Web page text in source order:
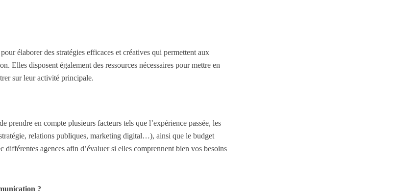
élaborer des stratégies efficaces et créatives qui permettent aux
Elles disposent également des ressources nécessaires pour mettre en
sur leur activité principale.
en compte plusieurs facteurs tels que l’expérience passée, les
relations publiques, marketing digital…), ainsi que le budget
agences afin d’évaluer si elles comprennent bien vos besoins
?